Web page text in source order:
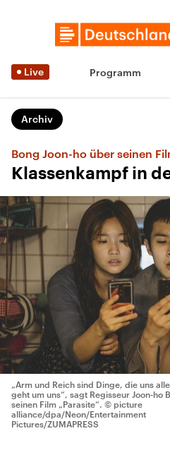
Live Programm
Archiv
Bong Joon-ho über seinen
Klassenkampf in
„Arm und Reich sind Dinge, die uns
geht um uns“, sagt Regisseur Joon-ho
seinen Film „Parasite“. © picture
alliance/dpa/Neon/Entertainment
Pictures/ZUMAPRESS